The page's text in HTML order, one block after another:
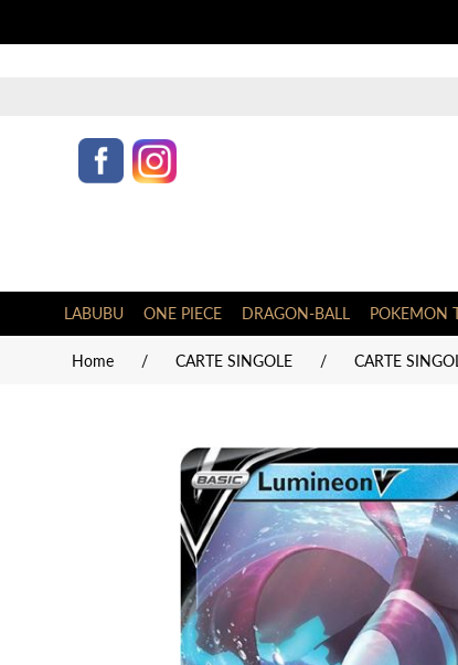
LABUBU ONE PIECE DRAGON-BALL POKEMON
Home / CARTE SINGOLE / CARTE